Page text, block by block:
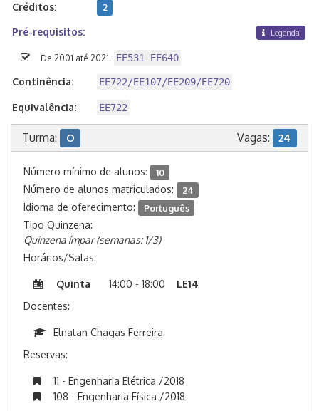
Créditos: 2
Pré-requisitos: Legenda
De 2001 até 2021: EE531 EE640
Continência: EE722/EE107/EE209/EE720
Equivalência: EE722
Turma: O Vagas: 24
Número mínimo de alunos: 10
Número de alunos matriculados: 24
Idioma de oferecimento: Português
Tipo Quinzena:
Quinzena ímpar (semanas: 1/3)
Horários/Salas:
Quinta 14:00 - 18:00
LE14
Docentes:
Elnatan Chagas Ferreira
Reservas:
11 - Engenharia Elétrica /2018
108 - Engenharia Física /2018